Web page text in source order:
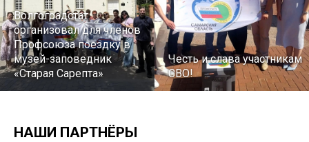
Волгоградстат
организовал для членов
Профсоюза поездку в
музей-заповедник
«Старая Сарепта»
Честь и слава участникам
СВО!
НАШИ ПАРТНЁРЫ